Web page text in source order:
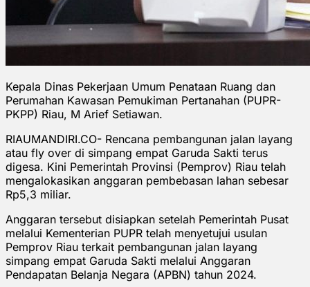
Kepala Dinas Pekerjaan Umum Penataan Ruang dan
Perumahan Kawasan Pemukiman Pertanahan (PUPR-
PKPP) Riau, M Arief Setiawan.
RIAUMANDIRI.CO- Rencana pembangunan jalan layang
atau fly over di simpang empat Garuda Sakti terus
digesa. Kini Pemerintah Provinsi (Pemprov) Riau telah
mengalokasikan anggaran pembebasan lahan sebesar
Rp5,3 miliar.
Anggaran tersebut disiapkan setelah Pemerintah Pusat
melalui Kementerian PUPR telah menyetujui usulan
Pemprov Riau terkait pembangunan jalan layang
simpang empat Garuda Sakti melalui Anggaran
Pendapatan Belanja Negara (APBN) tahun 2024.